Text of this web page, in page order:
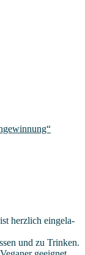
herz­lich ein­ge­la­
und zu Trinken.